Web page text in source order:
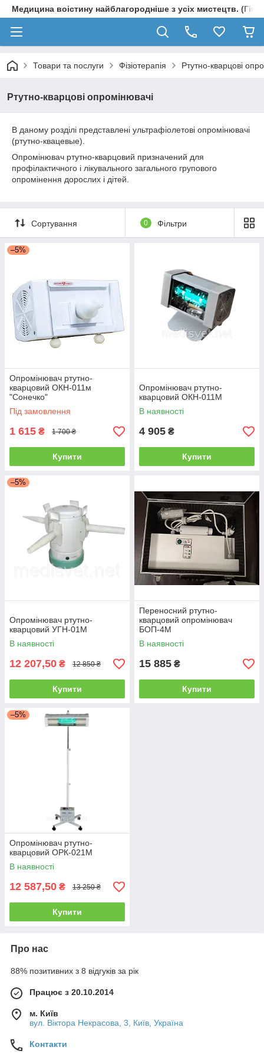
Медицина воістину найблагородніше з усіх мистецтв.
Товари та послуги Фізіотерапія Ртутно-кварцові
Ртутно-кварцові опромінювачі
В даному розділі представлені ультрафіолетові опромінювачі
(ртутно-квацевые).
Опромінювач ртутно-кварцовий призначений для
профілактичного і лікувального загального групового
опромінення дорослих і дітей.
Сортування 0 Фільтри
–5%
Опромінювач ртутно-
кварцовий ОКН-011м
"Сонечко"
Під замовлення
1 615 ₴ 1 700 ₴
Купити
Опромінювач ртутно-
кварцовий ОКН-011М
В наявності
4 905 ₴
Купити
–5%
Опромінювач ртутно-
кварцовий УГН-01М
В наявності
12 207,50 ₴ 12 850 ₴
Купити
Переносний ртутно-
кварцовий опромінювач
БОП-4М
В наявності
15 885 ₴
Купити
–5%
Опромінювач ртутно-
кварцовий ОРК-021М
В наявності
12 587,50 ₴ 13 250 ₴
Купити
Про нас
88% позитивних з 8 відгуків за рік
Працює з 20.10.2014
м. Київ
вул. Вiктора Некрасова, 3, Київ, Україна
Контакти